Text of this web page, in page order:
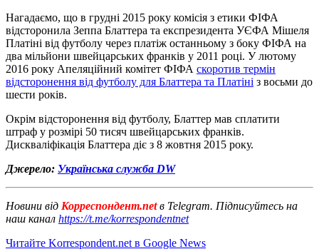
Нагадаємо, що в грудні 2015 року комісія з етики ФІФА
відсторонила Зеппа Блаттера та експрезидента УЄФА Мішеля
Платіні від футболу через платіж останньому з боку ФІФА на
два мільйони швейцарських франків у 2011 році. У лютому
2016 року Апеляційний комітет ФІФА скоротив термін
відсторонення від футболу для Блаттера та Платіні з восьми до
шести років.
Окрім відсторонення від футболу, Блаттер мав сплатити
штраф у розмірі 50 тисяч швейцарських франків.
Дискваліфікація Блаттера діє з 8 жовтня 2015 року.
Джерело: Українська служба DW
Новини від Корреспондент.netв Telegram. Підписуйтесь на
наш канал https://t.me/korrespondentnet
Читайте Korrespondent.net в Google News